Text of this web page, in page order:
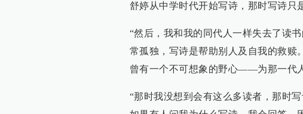
舒婷从中学时代开始写诗，那时写诗只
“然后，我和我的同代人一样失去了读
常孤独，写诗是帮助别人及自我的救赎
曾有一个不可想象的野心——为那一代
“那时我没想到会有这么多读者，那时